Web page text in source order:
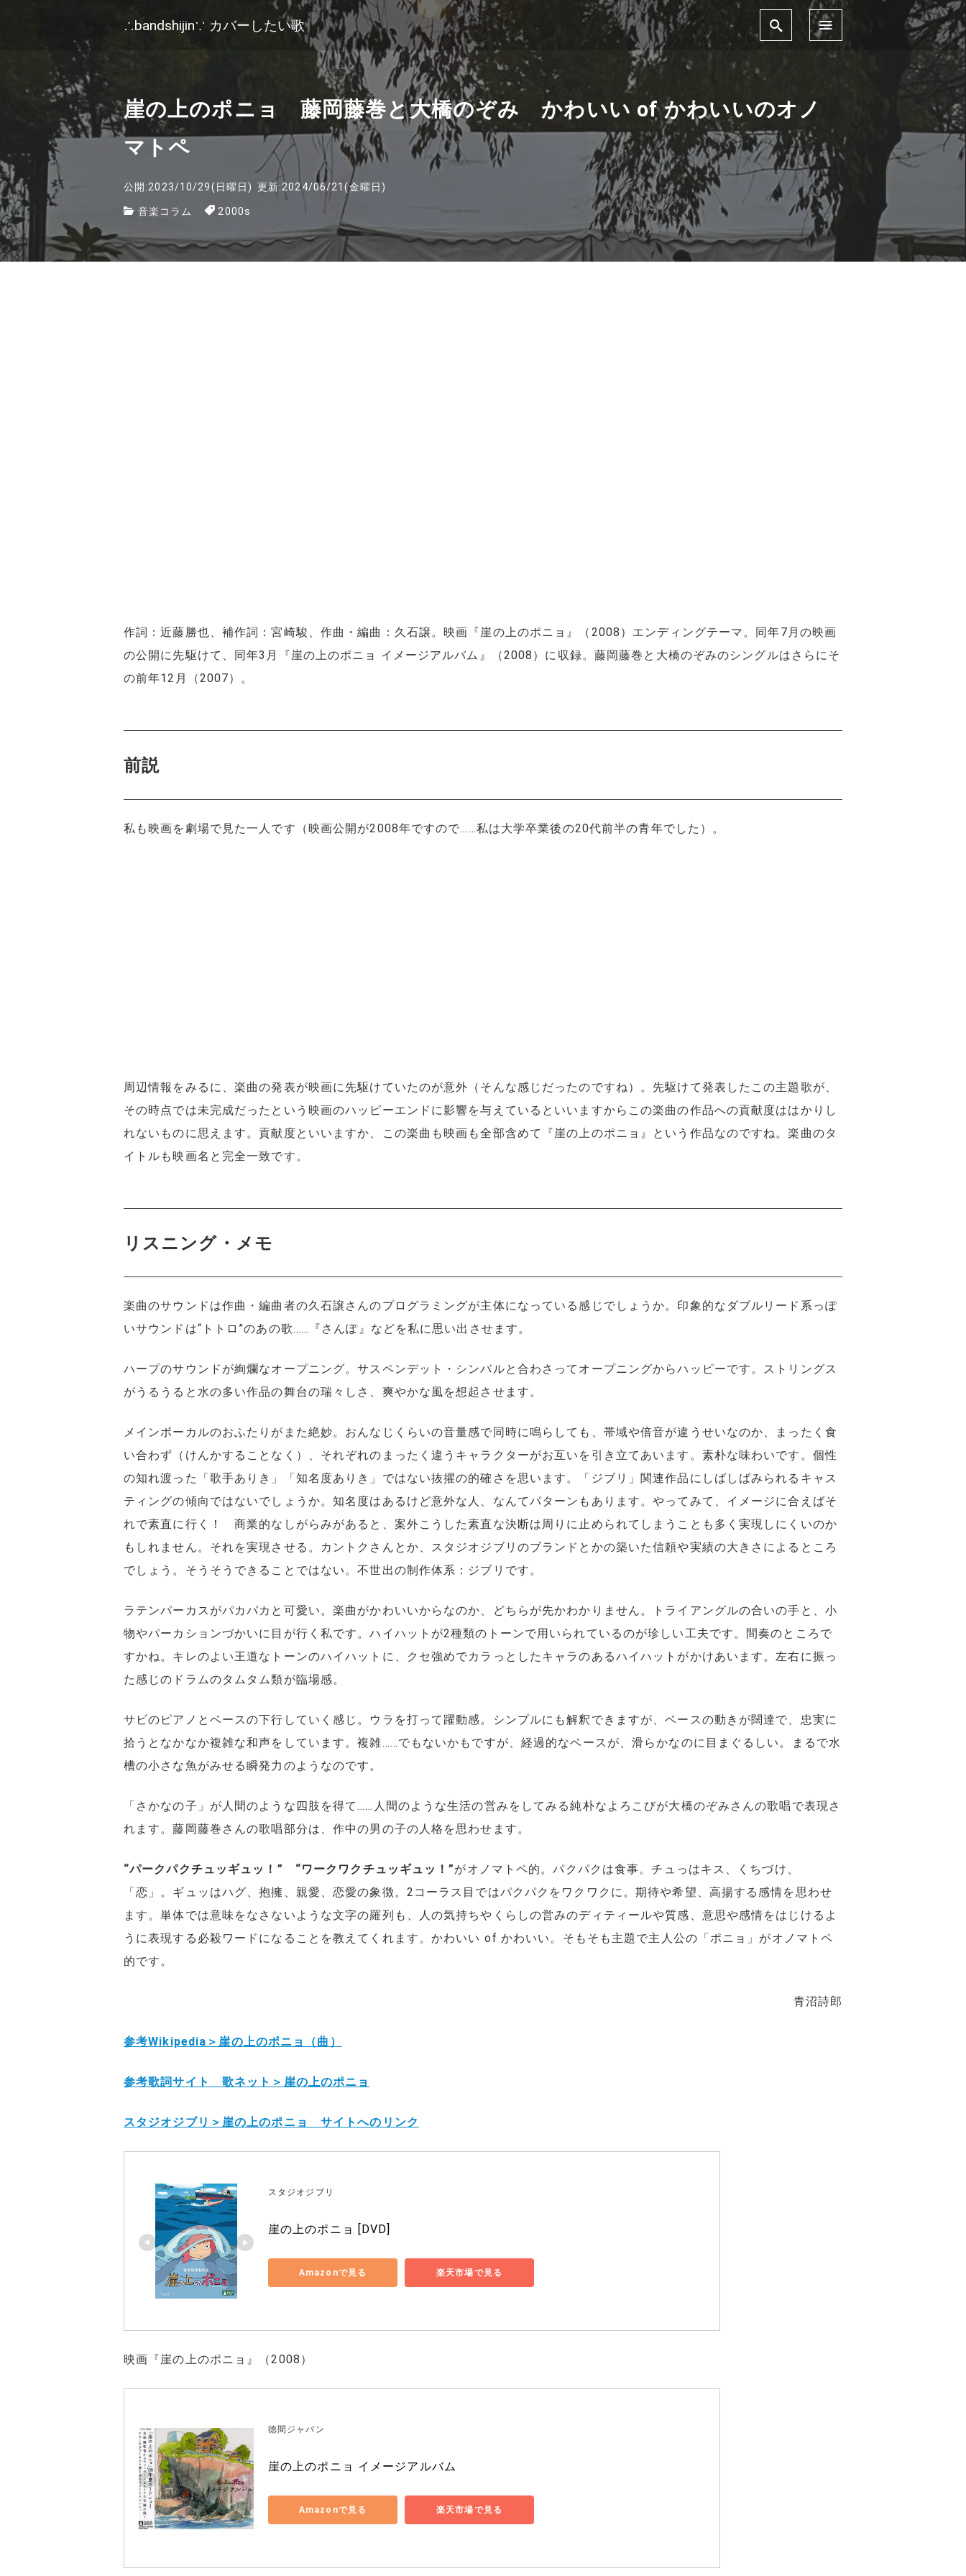
∴bandshijin∵ カバーしたい歌
崖の上のポニョ 藤岡藤巻と大橋のぞみ かわいい of かわいいのオノ
マトペ
公開:2023/10/29(日曜日) 更新:2024/06/21(金曜日)
音楽コラム
2000s
作詞：近藤勝也、補作詞：宮崎駿、作曲・編曲：久石譲。映画『崖の上のポニョ』（2008）エンディングテーマ。同年7月の映画
の公開に先駆けて、同年3月『崖の上のポニョ イメージアルバム』（2008）に収録。藤岡藤巻と大橋のぞみのシングルはさらにそ
の前年12月（2007）。
前説
私も映画を劇場で見た一人です（映画公開が2008年ですので……私は大学卒業後の20代前半の青年でした）。
周辺情報をみるに、楽曲の発表が映画に先駆けていたのが意外（そんな感じだったのですね）。先駆けて発表したこの主題歌が、
その時点では未完成だったという映画のハッピーエンドに影響を与えているといいますからこの楽曲の作品への貢献度ははかりし
れないものに思えます。貢献度といいますか、この楽曲も映画も全部含めて『崖の上のポニョ』という作品なのですね。楽曲のタ
イトルも映画名と完全一致です。
リスニング・メモ
楽曲のサウンドは作曲・編曲者の久石譲さんのプログラミングが主体になっている感じでしょうか。印象的なダブルリード系っぽ
いサウンドは“トトロ”のあの歌……『さんぽ』などを私に思い出させます。
ハープのサウンドが絢爛なオープニング。サスペンデット・シンバルと合わさってオープニングからハッピーです。ストリングス
がうるうると水の多い作品の舞台の瑞々しさ、爽やかな風を想起させます。
メインボーカルのおふたりがまた絶妙。おんなじくらいの音量感で同時に鳴らしても、帯域や倍音が違うせいなのか、まったく食
い合わず（けんかすることなく）、それぞれのまったく違うキャラクターがお互いを引き立てあいます。素朴な味わいです。個性
の知れ渡った「歌手ありき」「知名度ありき」ではない抜擢の的確さを思います。「ジブリ」関連作品にしばしばみられるキャス
ティングの傾向ではないでしょうか。知名度はあるけど意外な人、なんてパターンもあります。やってみて、イメージに合えばそ
れで素直に行く！ 商業的なしがらみがあると、案外こうした素直な決断は周りに止められてしまうことも多く実現しにくいのか
もしれません。それを実現させる。カントクさんとか、スタジオジブリのブランドとかの築いた信頼や実績の大きさによるところ
でしょう。そうそうできることではない。不世出の制作体系：ジブリです。
ラテンパーカスがパカパカと可愛い。楽曲がかわいいからなのか、どちらが先かわかりません。トライアングルの合いの手と、小
物やパーカションづかいに目が行く私です。ハイハットが2種類のトーンで用いられているのが珍しい工夫です。間奏のところで
すかね。キレのよい王道なトーンのハイハットに、クセ強めでカラっとしたキャラのあるハイハットがかけあいます。左右に振っ
た感じのドラムのタムタム類が臨場感。
サビのピアノとベースの下行していく感じ。ウラを打って躍動感。シンプルにも解釈できますが、ベースの動きが闊達で、忠実に
拾うとなかなか複雑な和声をしています。複雑……でもないかもですが、経過的なベースが、滑らかなのに目まぐるしい。まるで水
槽の小さな魚がみせる瞬発力のようなのです。
「さかなの子」が人間のような四肢を得て……人間のような生活の営みをしてみる純朴なよろこびが大橋のぞみさんの歌唱で表現さ
れます。藤岡藤巻さんの歌唱部分は、作中の男の子の人格を思わせます。
“パークパクチュッギュッ！” “ワークワクチュッギュッ！”がオノマトペ的。パクパクは食事。チュっはキス、くちづけ、
「恋」。ギュッはハグ、抱擁、親愛、恋愛の象徴。2コーラス目ではパクパクをワクワクに。期待や希望、高揚する感情を思わせ
ます。単体では意味をなさないような文字の羅列も、人の気持ちやくらしの営みのディティールや質感、意思や感情をはじけるよ
うに表現する必殺ワードになることを教えてくれます。かわいい of かわいい。そもそも主題で主人公の「ポニョ」がオノマトペ
的です。
青沼詩郎
参考Wikipedia＞崖の上のポニョ（曲）
参考歌詞サイト 歌ネット＞崖の上のポニョ
スタジオジブリ＞崖の上のポニョ サイトへのリンク
スタジオジブリ
崖の上のポニョ [DVD]
Amazonで見る 楽天市場で見る
映画『崖の上のポニョ』（2008）
徳間ジャパン
崖の上のポニョ イメージアルバム
Amazonで見る 楽天市場で見る